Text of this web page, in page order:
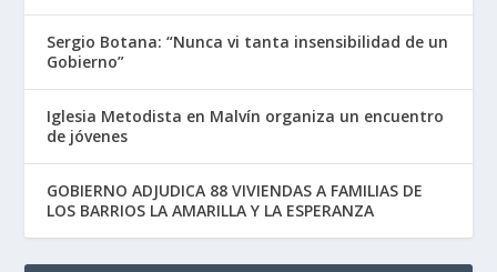
Sergio Botana: “Nunca vi tanta insensibilidad de un
Gobierno”
Iglesia Metodista en Malvín organiza un encuentro
de jóvenes
GOBIERNO ADJUDICA 88 VIVIENDAS A FAMILIAS DE
LOS BARRIOS LA AMARILLA Y LA ESPERANZA